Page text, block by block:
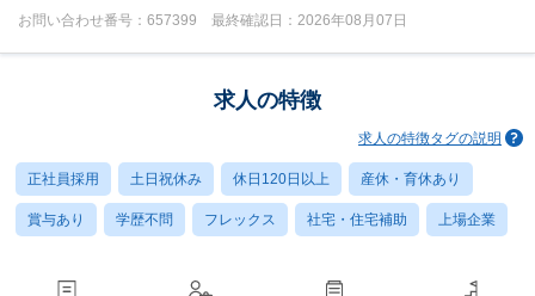
お問い合わせ番号：657399 最終確認日：2026年08月07日
求人の特徴
求人の特徴タグの説明
正社員採用 土日祝休み 休日120日以上 産休・育休あり
賞与あり 学歴不問 フレックス 社宅・住宅補助 上場企業